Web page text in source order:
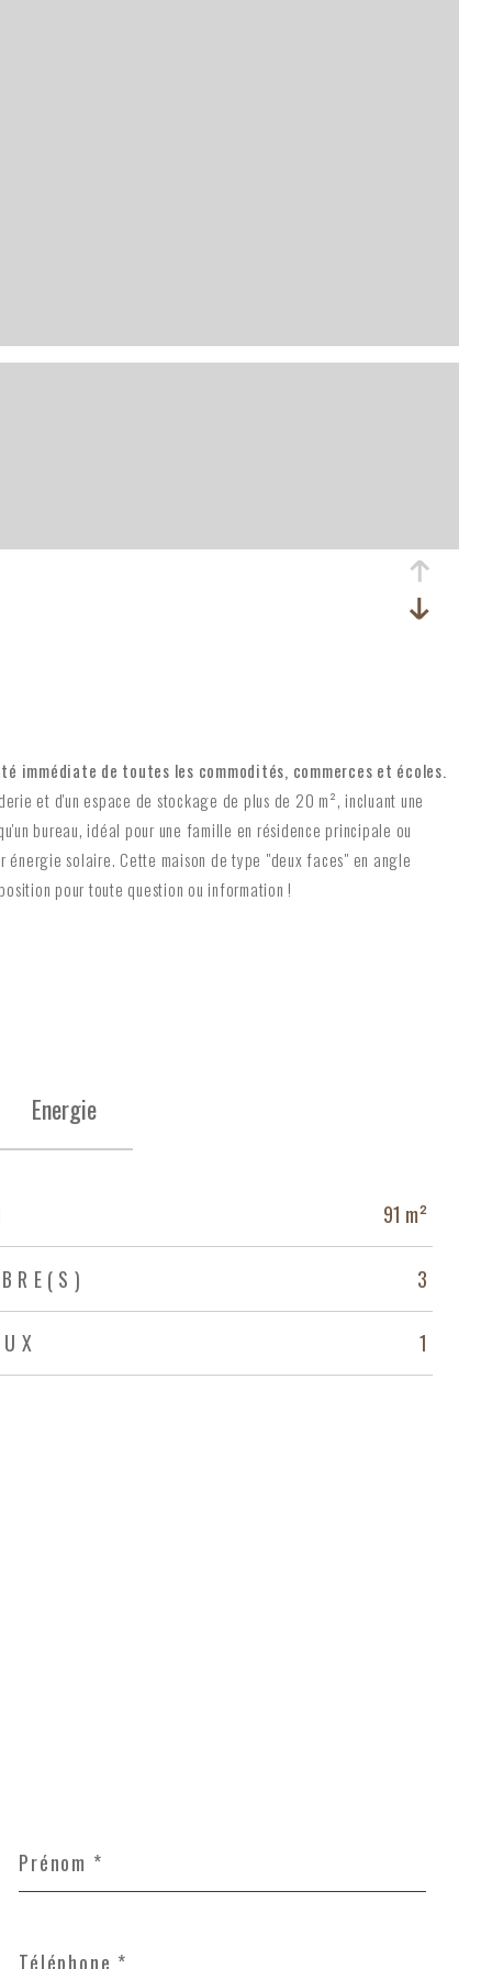
immédiate de toutes les commodités, commerces et écoles.
et d'un espace de stockage de plus de 20 m², incluant une
bureau, idéal pour une famille en résidence principale ou
solaire. Cette maison de type "deux faces" en angle
pour toute question ou information !
Energie
91 m²
3
1
*
*